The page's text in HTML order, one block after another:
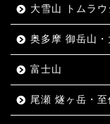
大雪山 トムラ
奥多摩 御岳山・
富士山
尾瀬 燧ヶ岳・